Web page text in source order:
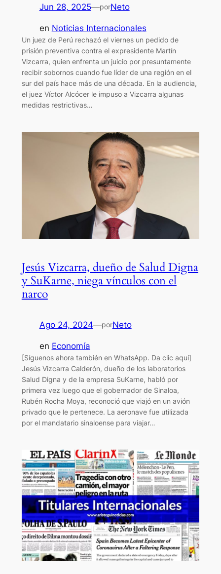
Jun 28, 2025—porNeto
en Noticias Internacionales
Un juez de Perú rechazó el viernes un pedido de
prisión preventiva contra el expresidente Martín
Vizcarra, quien enfrenta un juicio por presuntamente
recibir sobornos cuando fue líder de una región en el
sur del país hace más de una década. En la audiencia,
el juez Víctor Alcócer le impuso a Vizcarra algunas
medidas restrictivas…
Jesús Vizcarra, dueño de Salud Digna
y SuKarne, niega vínculos con el
narco
Ago 24, 2024—porNeto
en Economía
[Síguenos ahora también en WhatsApp. Da clic aquí]
Jesús Vizcarra Calderón, dueño de los laboratorios
Salud Digna y de la empresa SuKarne, habló por
primera vez luego que el gobernador de Sinaloa,
Rubén Rocha Moya, reconoció que viajó en un avión
privado que le pertenece. La aeronave fue utilizada
por el mandatario sinaloense para viajar…